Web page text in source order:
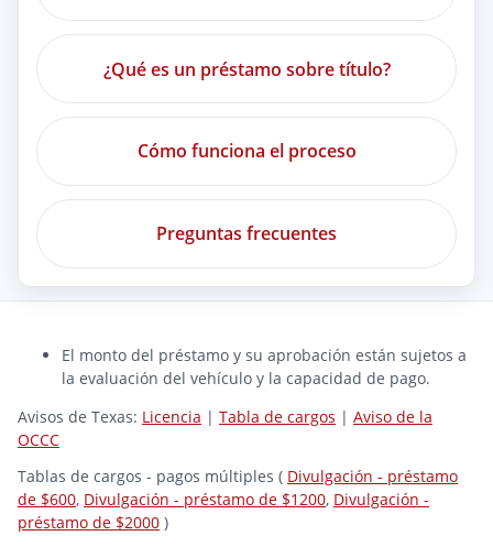
¿Qué es un préstamo sobre título?
Cómo funciona el proceso
Preguntas frecuentes
El monto del préstamo y su aprobación están sujetos a
la evaluación del vehículo y la capacidad de pago.
Avisos de Texas: Licencia | Tabla de cargos | Aviso de la
OCCC
Tablas de cargos - pagos múltiples ( Divulgación - préstamo
de $600, Divulgación - préstamo de $1200, Divulgación -
préstamo de $2000 )